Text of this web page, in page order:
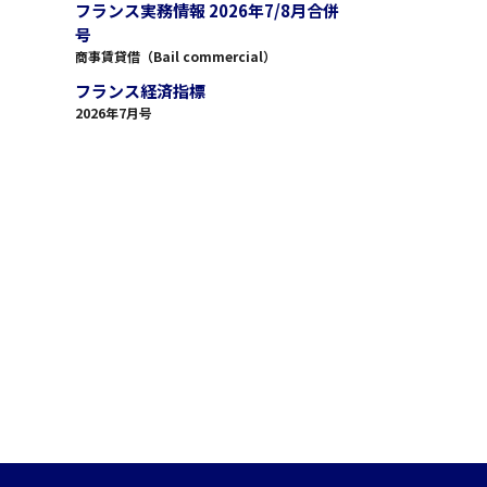
フランス実務情報 2026年7/8月合併
号
商事賃貸借（Bail commercial）
フランス経済指標
2026年7月号